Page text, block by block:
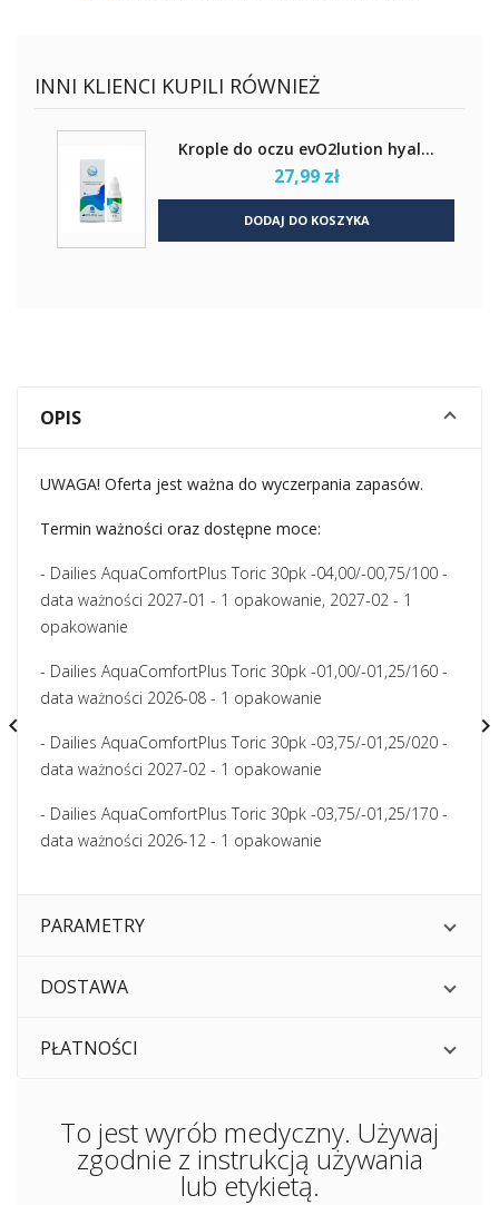
INNI KLIENCI KUPILI RÓWNIEŻ
Krople do oczu evO2lution hyal...
27,99 zł
DODAJ DO KOSZYKA
OPIS
PARAMETRY
DOSTAWA
PŁATNOŚCI
UWAGA! Oferta jest ważna do wyczerpania zapasów.
Termin ważności oraz dostępne moce:
- Dailies AquaComfortPlus Toric 30pk -04,00/-00,75/100 -
data ważności 2027-01 - 1 opakowanie, 2027-02 - 1
opakowanie
- Dailies AquaComfortPlus Toric 30pk -01,00/-01,25/160 -
data ważności 2026-08 - 1 opakowanie
- Dailies AquaComfortPlus Toric 30pk -03,75/-01,25/020 -
data ważności 2027-02 - 1 opakowanie
- Dailies AquaComfortPlus Toric 30pk -03,75/-01,25/170 -
data ważności 2026-12 - 1 opakowanie
To jest wyrób medyczny. Używaj
zgodnie z instrukcją używania
lub etykietą.
 